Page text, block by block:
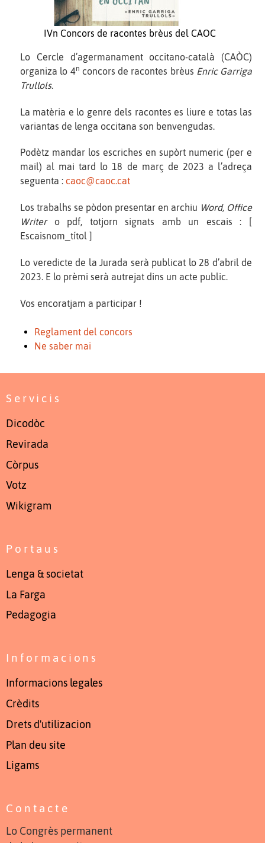
IVn Concors de racontes brèus del CAOC
Lo Cercle d’agermanament occitano-català (CAÒC)
organiza lo 4n concors de racontes brèus Enric Garriga
Trullols.
La matèria e lo genre dels racontes es liure e totas las
variantas de lenga occitana son benvengudas.
Podètz mandar los escriches en supòrt numeric (per e
mail) al mai tard lo 18 de març de 2023 a l’adreça
seguenta : caoc@caoc.cat
Los trabalhs se pòdon presentar en archiu Word, Office
Writero pdf, totjorn signats amb un escais : [
Escaisnom_títol ]
Lo veredicte de la Jurada serà publicat lo 28 d’abril de
2023. E lo prèmi serà autrejat dins un acte public.
Vos encoratjam a participar !
Reglament del concors
Ne saber mai
Servicis
Dicodòc
Revirada
Còrpus
Votz
Wikigram
Portaus
Lenga & societat
La Farga
Pedagogia
Informacions
Informacions legales
Crèdits
Drets d'utilizacion
Plan deu site
Ligams
Contacte
Lo Congrès permanent